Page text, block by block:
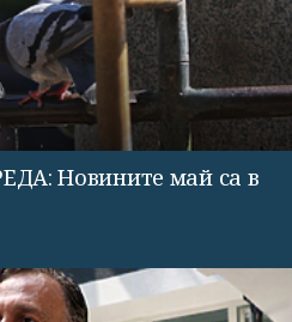
Новините май са в